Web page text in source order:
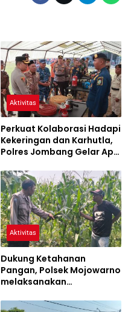
Aktivitas
Perkuat Kolaborasi Hadapi
Kekeringan dan Karhutla,
Polres Jombang Gelar Apel
Aktivitas
Dukung Ketahanan
Pangan, Polsek Mojowarno
melaksanakan
Jagung